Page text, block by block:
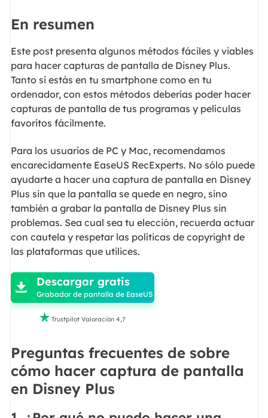
En resumen
Este post presenta algunos métodos fáciles y viables
para hacer capturas de pantalla de Disney Plus.
Tanto si estás en tu smartphone como en tu
ordenador, con estos métodos deberías poder hacer
capturas de pantalla de tus programas y películas
favoritos fácilmente.
Para los usuarios de PC y Mac, recomendamos
encarecidamente EaseUS RecExperts. No sólo puede
ayudarte a hacer una captura de pantalla en Disney
Plus sin que la pantalla se quede en negro, sino
también a grabar la pantalla de Disney Plus sin
problemas. Sea cual sea tu elección, recuerda actuar
con cautela y respetar las políticas de copyright de
las plataformas que utilices.

 Descargar gratis
Grabador de pantalla de EaseUS
 Trustpilot Valoración 4,7
Preguntas frecuentes de sobre
cómo hacer captura de pantalla
en Disney Plus